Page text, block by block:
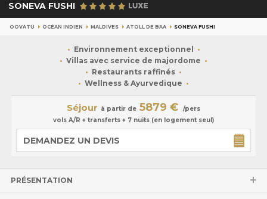
SONEVA FUSHI
OOVATU OCÉAN INDIEN MALDIVES ATOLL DE BAA SONEVA FUSHI
Environnement exceptionnel
Villas avec service de majordome
Restaurants raffinés
Wellness & Ayurvedique
Séjour à partir de 5879 €
/pers
vols A/R + transferts + 7 nuits (en logement seul)
DEMANDEZ UN DEVIS
PRÉSENTATION